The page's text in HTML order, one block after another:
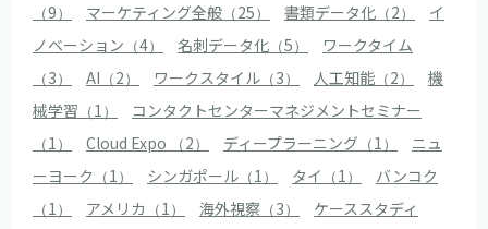
（9）
マーケティング全般（25） 書類データ化（2）
イ
ノベーション（4）
名刺データ化（5）
ワークタイム
（3）
AI（2） ワークスタイル（3） 人工知能（2）
機
械学習（1）
コンタクトセンターマネジメントセミナー
（1）
Cloud Expo （2） ディープラーニング（1）
ニュ
ーヨーク（1）
シンガポール（1） タイ（1）
バンコク
（1）
アメリカ（1） 海外視察（3）
ケーススタディ